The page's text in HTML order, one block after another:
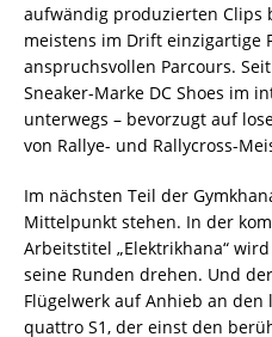
aufwändig produzierten Clips
meistens im Drift einzigartige
anspruchsvollen Parcours.
Sneaker-Marke DC Shoes im
unterwegs – bevorzugt auf
von Rallye- und Rallycross-
Im nächsten Teil der
Mittelpunkt stehen. In der
Arbeitstitel „Elektrikhana“
seine Runden drehen. Und
Flügelwerk auf Anhieb an
quattro S1, der einst den